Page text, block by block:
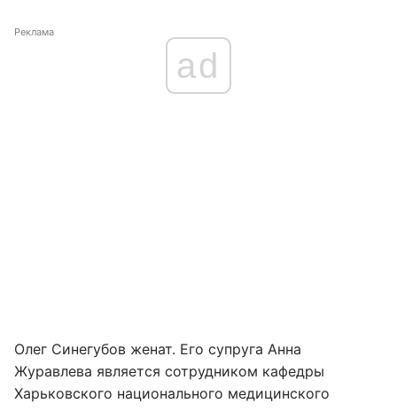
Реклама
ad
Олег Синегубов женат. Его супруга Анна
Журавлева является сотрудником кафедры
Харьковского национального медицинского